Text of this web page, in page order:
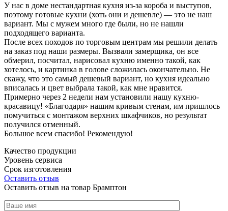
У нас в доме нестандартная кухня из-за короба и выступов,
поэтому готовые кухни (хоть они и дешевле) — это не наш
вариант. Мы с мужем много где были, но не нашли
подходящего варианта.
После всех походов по торговым центрам мы решили делать
на заказ под наши размеры. Вызвали замерщика, он все
обмерил, посчитал, нарисовал кухню именно такой, как
хотелось, и картинка в голове сложилась окончательно. Не
скажу, что это самый дешевый вариант, но кухня идеально
вписалась и цвет выбрала такой, как мне нравится.
Примерно через 2 недели нам установили нашу кухню-
красавицу! «Благодаря» нашим кривым стенам, им пришлось
помучиться с монтажом верхних шкафчиков, но результат
получился отменный.
Большое всем спасибо! Рекомендую!
Качество продукции
Уровень сервиса
Срок изготовления
Оставить отзыв
Оставить отзыв на товар Брамптон